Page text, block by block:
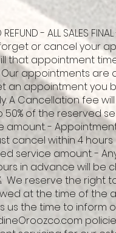
- ALL SALES
forget or cancel your
that appointment
appointments are
an appointment you
A Cancellation fee
of the reserved
amount. -
cancel within 4
service amount. -
in advance will be
We reserve the right
at the time of the
us the time to inform